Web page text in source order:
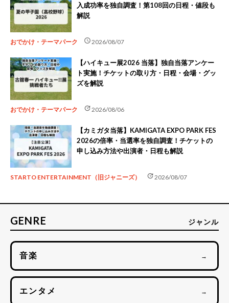
入成功率を独自調査！第108回の日程・値段も
解説
おでかけ・テーマパーク schedule2026/08/07
【ハイキュー展2026 当落】独自当落アンケー
ト実施！チケットの取り方・日程・会場・グッ
ズを解説
おでかけ・テーマパーク update2026/08/06
【カミガタ当落】KAMIGATA EXPO PARK FES
2026の倍率・当選率を独自調査！チケットの
申し込み方法や出演者・日程も解説
STARTO ENTERTAINMENT（旧ジャニーズ） update2026/08/07
GENRE ジャンル
音楽 →
エンタメ →